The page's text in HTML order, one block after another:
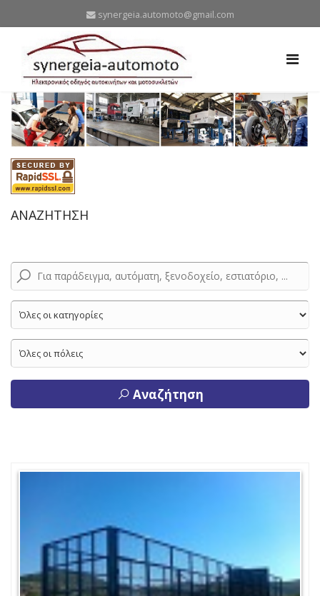
synergeia.automoto@gmail.com
ΑΝΑΖΗΤΗΣΗ
Αναζήτηση